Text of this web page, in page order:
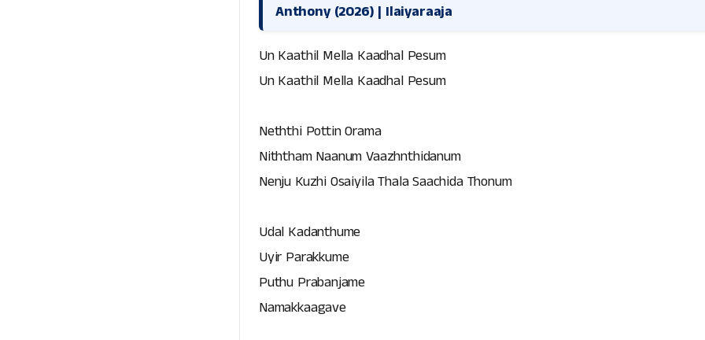
Anthony (2026) | Ilaiyaraaja
Un Kaathil Mella Kaadhal Pesum
Un Kaathil Mella Kaadhal Pesum
Neththi Pottin Orama
Niththam Naanum Vaazhnthidanum
Nenju Kuzhi Osaiyila Thala Saachida Thonum
Udal Kadanthume
Uyir Parakkume
Puthu Prabanjame
Namakkaagave